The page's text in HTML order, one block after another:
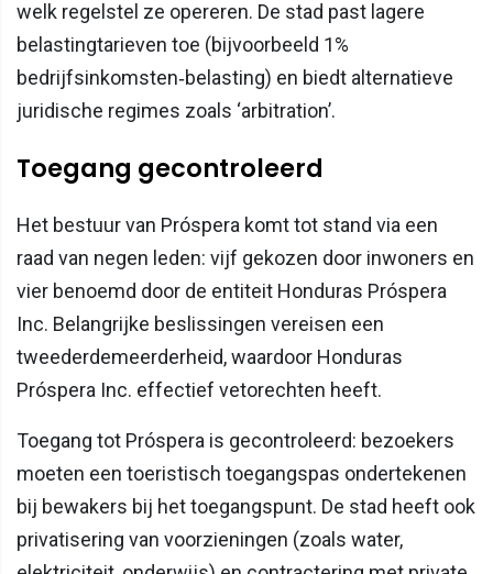
welk regelstel ze opereren. De stad past lagere
belastingtarieven toe (bijvoorbeeld 1%
bedrijfsinkomsten‐belasting) en biedt alternatieve
juridische regimes zoals ‘arbitration’.
Toegang gecontroleerd
Het bestuur van Próspera komt tot stand via een
raad van negen leden: vijf gekozen door inwoners en
vier benoemd door de entiteit Honduras Próspera
Inc. Belangrijke beslissingen vereisen een
tweederdemeerderheid, waardoor Honduras
Próspera Inc. effectief vetorechten heeft.
Toegang tot Próspera is gecontroleerd: bezoekers
moeten een toeristisch toegangspas ondertekenen
bij bewakers bij het toegangspunt. De stad heeft ook
privatisering van voorzieningen (zoals water,